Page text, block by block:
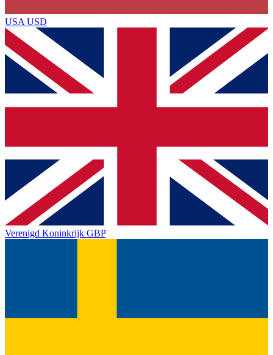
USA USD
Verenigd Koninkrijk GBP